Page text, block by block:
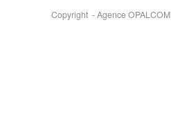
Copyright - Agence OPALCOM